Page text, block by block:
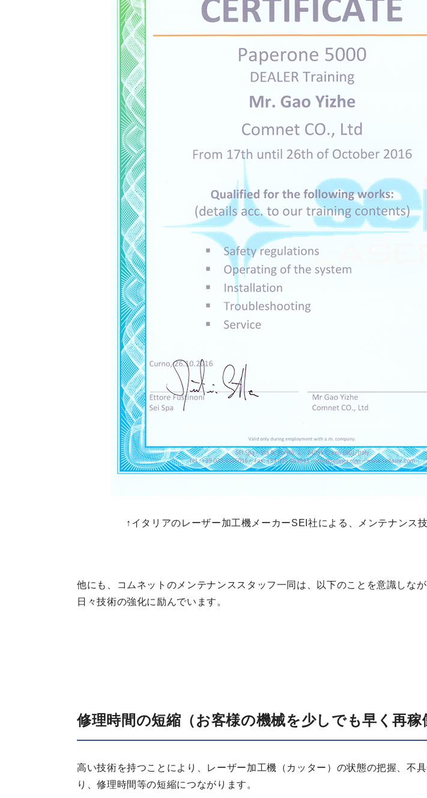
↑イタリアのレーザー加工機メーカーSEI社による、メンテナンス
他にも、コムネットのメンテナンススタッフ一同は、以下のことを意識しなが
日々技術の強化に励んでいます。
修理時間の短縮（お客様の機械を少しでも早く再稼
高い技術を持つことにより、レーザー加工機（カッター）の状態の把握、不
り、修理時間等の短縮につながります。